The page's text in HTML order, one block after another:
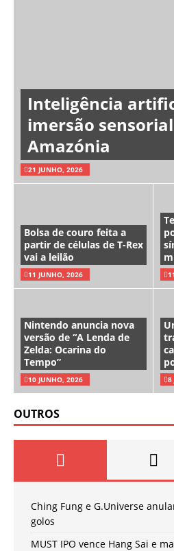
Inteligência
imersão
Amazónia
21 JUNHO, 2026
Bolsa de couro feita a
partir de células de T-Rex
vai a leilão
11 JUNHO, 2026
Nintendo anuncia nova
versão de “A Lenda de
Zelda: Ocarina do
Tempo”
10 JUNHO, 2026 8
OUTROS
Ching Fung e G.Universe
golos
MUST IPO vence Hang Sai e